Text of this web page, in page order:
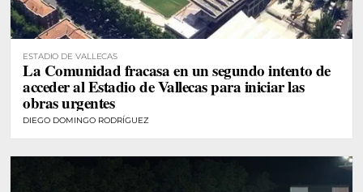
ESTADIO DE VALLECAS
La Comunidad fracasa en un segundo intento de
acceder al Estadio de Vallecas para iniciar las
obras urgentes
DIEGO DOMINGO RODRÍGUEZ